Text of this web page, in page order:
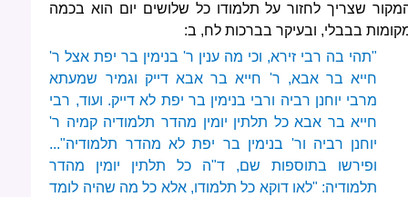
שצריך לחזור על תלמודו כל שלושים יום הוא בכמה
בבבלי, ובעיקר בברכות לח, ב:
"תהי בה רבי זירא, וכי מה ענין ר' בנימין בר יפת אצל ר'
חייא בר אבא, ר' חייא בר אבא דייק וגמיר שמעתא
מרבי יוחנן רביה ורבי בנימין בר יפת לא דייק. ועוד, רבי
חייא בר אבא כל תלתין יומין מהדר תלמודיה קמיה ר'
יוחנן רביה ור' בנימין בר יפת לא מהדר תלמודיה"...
ופירשו בתוספות שם, ד"ה כל תלתין יומין מהדר
תלמודיה: "לאו דוקא כל תלמודו, אלא כל מה שהיה לומד